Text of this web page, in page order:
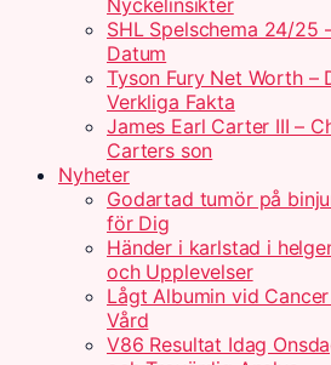
Nyckelinsikter
SHL Spelschema 24/25
Datum
Tyson Fury Net Worth –
Verkliga Fakta
James Earl Carter III –
Carters son
Nyheter
Godartad tumör på
för Dig
Händer i karlstad i
och Upplevelser
Lågt Albumin vid
Vård
V86 Resultat Idag